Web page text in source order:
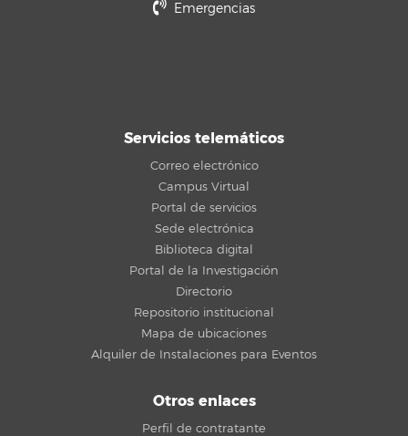
Emergencias
Servicios telemáticos
Correo electrónico
Campus Virtual
Portal de servicios
Sede electrónica
Biblioteca digital
Portal de la Investigación
Directorio
Repositorio institucional
Mapa de ubicaciones
Alquiler de Instalaciones para Eventos
Otros enlaces
Perfil de contratante